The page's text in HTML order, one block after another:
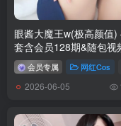
眼酱大魔王w(极高颜值)
套含会员128期&随包视
[23.4G-2026.6]
会员专属 网红Cos
2026-06-05